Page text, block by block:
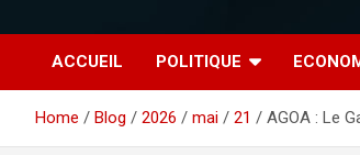
ACCUEIL POLITIQUE
Home Blog 2026 mai 21 AGOA : Le